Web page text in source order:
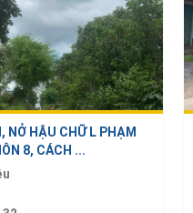
NỞ HẬU CHỮ L PHẠM
8, CÁCH ...